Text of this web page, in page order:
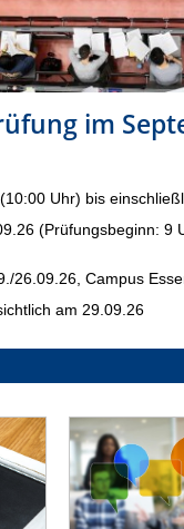
im
Uhr) bis
(Prüfungsbeginn: 9
26.09.26, Campus
am 29.09.26